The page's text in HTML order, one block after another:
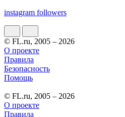
instagram followers
© FL.ru, 2005 – 2026
О проекте
Правила
Безопасность
Помощь
© FL.ru, 2005 – 2026
О проекте
Правила